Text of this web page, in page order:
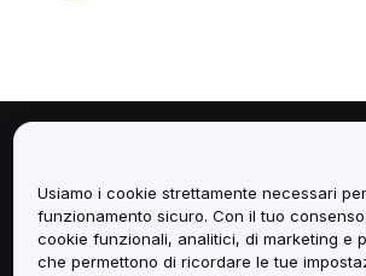
Servizi
Usiamo i cookie strettamente necessari
funzionamento sicuro. Con il tuo
cookie funzionali, analitici, di marketing e
che permettono di ricordare le tue